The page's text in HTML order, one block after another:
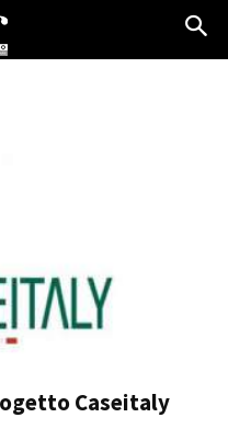
Caseitaly